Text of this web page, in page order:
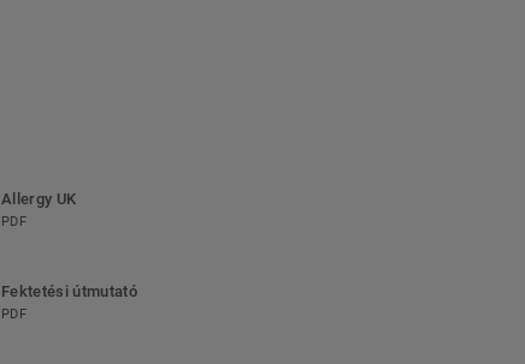
Allergy UK
PDF
Fektetési útmutató
PDF